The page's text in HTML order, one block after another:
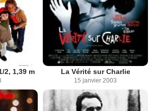
2, 1,39 m La Vérité sur Charlie
15 janvier 2003